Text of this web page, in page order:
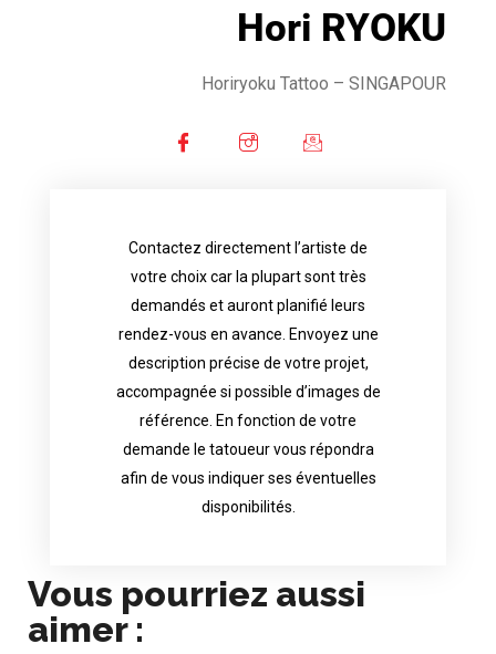
Hori RYOKU
Horiryoku Tattoo – SINGAPOUR
Contactez directement l’artiste de
votre choix car la plupart sont très
demandés et auront planifié leurs
rendez-vous en avance. Envoyez une
description précise de votre projet,
accompagnée si possible d’images de
référence. En fonction de votre
demande le tatoueur vous répondra
afin de vous indiquer ses éventuelles
disponibilités.
Contact directly the artist of your
choice because most are in great
appointments in advance. Send an
accurate description of your project, if
possible attached with reference
images. Depending your request, the
tattoo artist will answer to tell you his
Vous pourriez aussi
aimer :